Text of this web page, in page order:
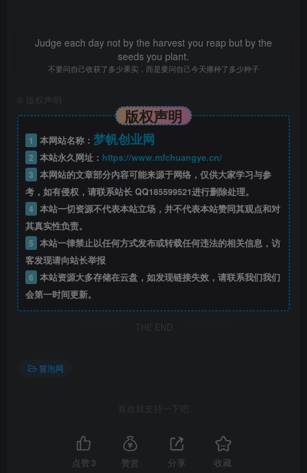
│03.资产设计核心原则与全流程总览_理论.mp4
│04.资产设计核心原则_以道具举例_实操.mp4
│05.定稿剧本资产拆解标准化方法_理论.mp4
│06.定稿剧本资产拆解标准化方法_实操部分.mp4
│07.人物资产防崩核心：标准化人物小传撰写_理论.mp4
│08.人物资产防崩核心：标准化人物小传撰写_实操部
分.mp4
│09.人物多视图生成核心逻辑与控图规范_理论.mp4
│10.人物多视图生成核心逻辑与控图规范_实操案例.mp4
│11.人物生成提示词矩阵与防崩铁律_理论.mp4
│14.场景需求拆解与设计底层逻辑_理论.mp4
Judge each day not by the harvest you reap but by the
seeds you plant.
不要问自己收获了多少果实，而是要问自己今天播种了多少种子
版权声明
版权声明
1 本网站名称： 梦帆创业网
2 本站永久网址： https://www.mfchuangye.cn/
3 本网站的文章部分内容可能来源于网络，仅供大家学习与参
考，如有侵权，请联系站长 QQ185599521进行删除处理。
4 本站一切资源不代表本站立场，并不代表本站赞同其观点和对
其真实性负责。
5 本站一律禁止以任何方式发布或转载任何违法的相关信息，访
客发现请向站长举报
6 本站资源大多存储在云盘，如发现链接失效，请联系我们我们
会第一时间更新。
THE END
冒泡网
喜欢就支持一下吧
点赞 3 赞赏 分享 收藏